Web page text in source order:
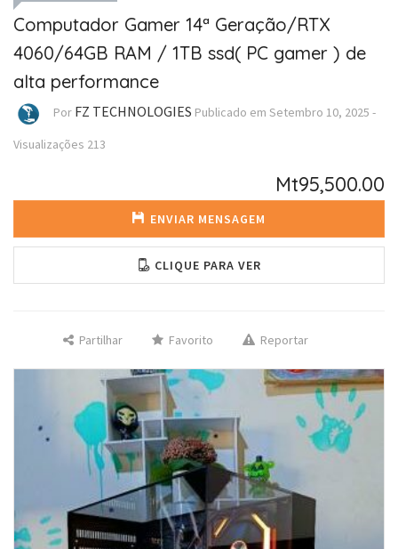
Computador Gamer 14ª Geração/RTX
4060/64GB RAM / 1TB ssd( PC gamer ) de
alta performance
Por FZ TECHNOLOGIES Publicado em Setembro 10, 2025 -
Visualizações 213
Mt95,500.00
ENVIAR MENSAGEM
CLIQUE PARA VER
Partilhar Favorito Reportar